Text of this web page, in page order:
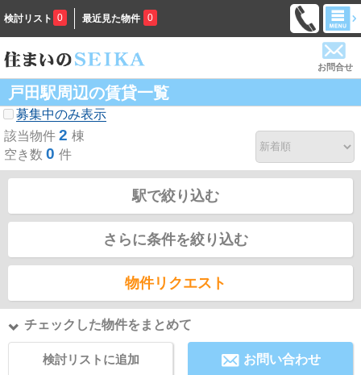
検討リスト 0 最近見た物件 0
お問合せ
戸田駅周辺の賃貸一覧
募集中のみ表示
該当物件 2 棟
空き数 0 件
駅で絞り込む
さらに条件を絞り込む
物件リクエスト
チェックした物件をまとめて
検討リストに追加 お問い合わせ